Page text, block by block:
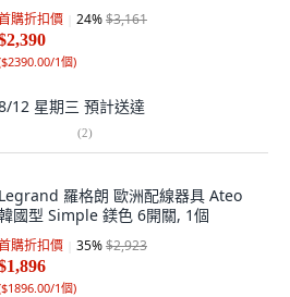
購折扣價 24%$3,161
$2390.00/1個)
12 星期三 預計送達
(2)
Legrand 羅格朗 歐洲配線器具 Ateo
國型 Simple 鎂色 6開關, 1個
購折扣價 35%$2,923
$1896.00/1個)